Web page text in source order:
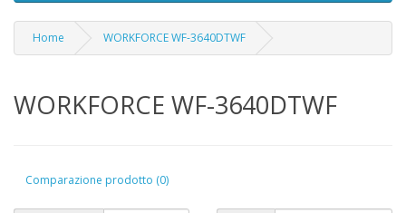
Home WORKFORCE WF-3640DTWF
WORKFORCE WF-3640DTWF
Comparazione prodotto (0)